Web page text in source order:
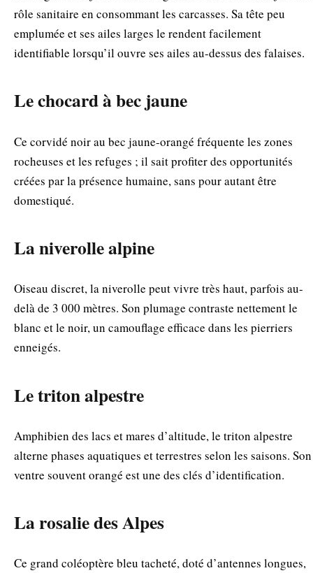
rôle sanitaire en consommant les carcasses. Sa tête peu
emplumée et ses ailes larges le rendent facilement
identifiable lorsqu’il ouvre ses ailes au-dessus des falaises.
Le chocard à bec jaune
Ce corvidé noir au bec jaune-orangé fréquente les zones
rocheuses et les refuges ; il sait profiter des opportunités
créées par la présence humaine, sans pour autant être
domestiqué.
La niverolle alpine
Oiseau discret, la niverolle peut vivre très haut, parfois au-
delà de 3 000 mètres. Son plumage contraste nettement le
blanc et le noir, un camouflage efficace dans les pierriers
enneigés.
Le triton alpestre
Amphibien des lacs et mares d’altitude, le triton alpestre
alterne phases aquatiques et terrestres selon les saisons. Son
ventre souvent orangé est une des clés d’identification.
La rosalie des Alpes
Ce grand coléoptère bleu tacheté, doté d’antennes longues,